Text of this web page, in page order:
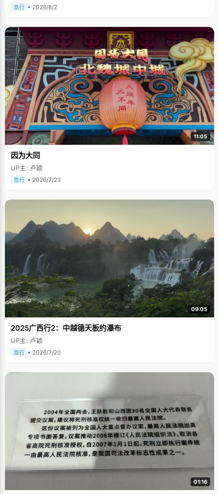
旅行 • 2026/8/2
11:05
因为大同
UP主: 卢颖
旅行 • 2026/7/23
09:05
2025广西行2：中越德天板约瀑布
UP主: 卢颖
旅行 • 2026/7/20
01:16